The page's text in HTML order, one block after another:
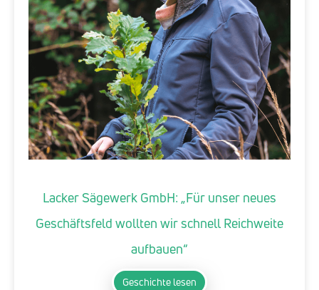
Lacker Sägewerk GmbH: „Für unser neues
Geschäftsfeld wollten wir schnell Reichweite
aufbauen“
Geschichte lesen